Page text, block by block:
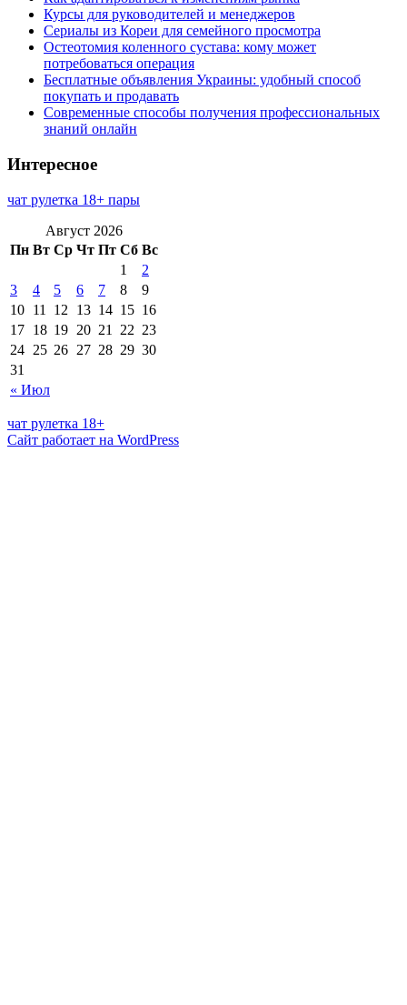
Курсы для руководителей и менеджеров
Сериалы из Кореи для семейного просмотра
Остеотомия коленного сустава: кому может
потребоваться операция
Бесплатные объявления Украины: удобный способ
покупать и продавать
Современные способы получения профессиональных
знаний онлайн
Интересное
чат рулетка 18+ пары
Август 2026
Пн Вт Ср Чт Пт Сб Вс
« Июл
1
2
3
4 5 6 7 8
9
10 11 12 13 14 15 16
17 18 19 20 21 22 23
24 25 26 27 28 29 30
31
чат рулетка 18+
Сайт работает на WordPress